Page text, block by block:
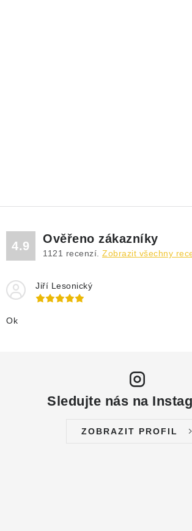
4.9
Ověřeno zákazníky
1121 recenzí. Zobrazit všechny
Jiří Lesonický
Ok
Sledujte nás na
ZOBRAZIT PROFIL